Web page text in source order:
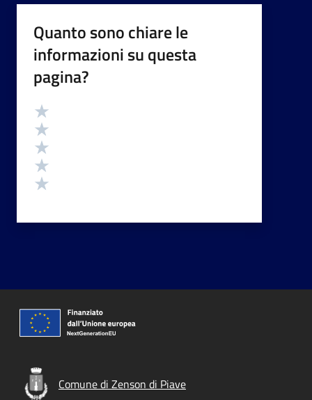
Quanto sono chiare le
informazioni su questa
pagina?
Valutazione
Comune di Zenson di Piave